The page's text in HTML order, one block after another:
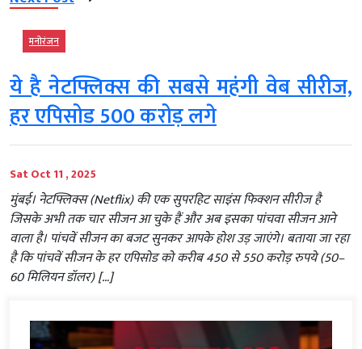
मनोरंजन
ये है नेटफ्लिक्स की सबसे महंगी वेब सीरीज,
हर एपिसोड 500 करोड़ लगे
Sat Oct 11 , 2025
मुंबई। नेटफ्लिक्स (Netflix) की एक सुपरहिट साइंस फिक्शन सीरीज है
जिसके अभी तक चार सीजन आ चुके हैं और अब इसका पांचवा सीजन आने
वाला है। पांचवें सीजन का बजट सुनकर आपके होश उड़ जाएंगे। बताया जा रहा
है कि पांचवें सीजन के हर एपिसोड को करीब 450 से 550 करोड़ रुपये (50–
60 मिलियन डॉलर) […]